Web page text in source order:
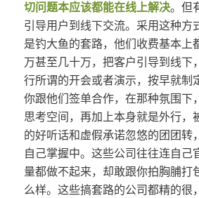
切问题本应该都能在线上解决。但
引导用户到线下交流。采用这种方
是钓大鱼的套路，他们收费基本上
万甚至几十万，把客户引导到线下
行所谓的开会或者演示，按早就制
你跟他们签单合作，在那种氛围下
思考空间，再加上本身就是外行，
的好听话和虚假承诺忽悠的团团转
自己掌握中。这些公司往往连自己
量都做不起来，却敢跟你拍胸脯打
么样。这些搞套路的公司都精的很